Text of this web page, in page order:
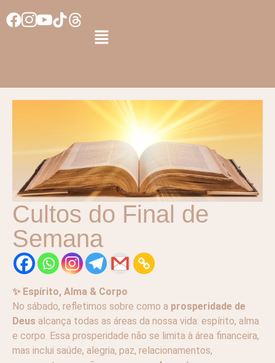
Cultos do Final de
Semana
✨ Espírito, Alma & Corpo
No sábado, refletimos sobre como a prosperidade de
Deus alcança todas as áreas da nossa vida: espírito, alma
e corpo. Essa prosperidade não se limita à área financeira,
mas inclui saúde, alegria, paz, relacionamentos,